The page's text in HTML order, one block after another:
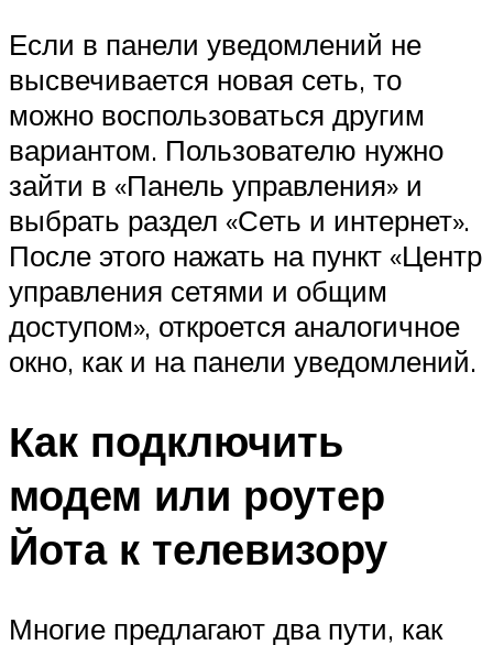
Если в панели уведомлений не
высвечивается новая сеть, то
можно воспользоваться другим
вариантом. Пользователю нужно
зайти в «Панель управления» и
выбрать раздел «Сеть и интернет».
После этого нажать на пункт «Центр
управления сетями и общим
доступом», откроется аналогичное
окно, как и на панели уведомлений.
Как подключить
модем или роутер
Йота к телевизору
Многие предлагают два пути, как